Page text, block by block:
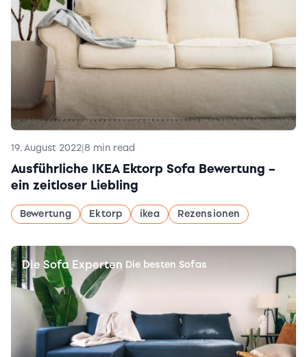
19. August 2022|8 min read
Ausführliche IKEA Ektorp Sofa Bewertung –
ein zeitloser Liebling
Bewertung Ektorp ikea Rezensionen
Die Sofa Experten Die besten Sofas